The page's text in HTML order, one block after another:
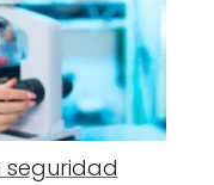
seguridad